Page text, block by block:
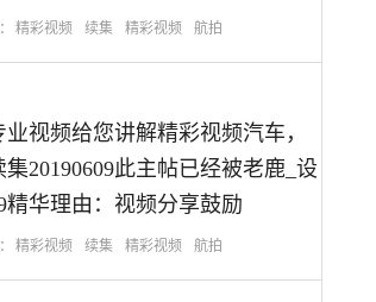
精彩视频 续集 精彩视频 航拍
视频给您讲解精彩视频汽车，
20190609此主帖已经被老鹿_设
精华理由：视频分享鼓励
精彩视频 续集 精彩视频 航拍